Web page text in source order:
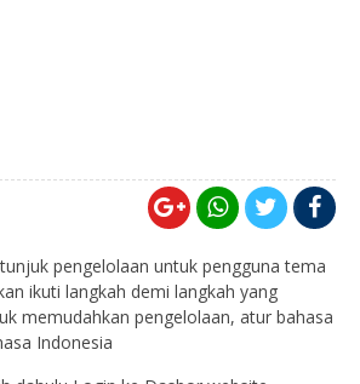
pengelolaan untuk pengguna tema
ikuti langkah demi langkah yang
memudahkan pengelolaan, atur bahasa
Indonesia